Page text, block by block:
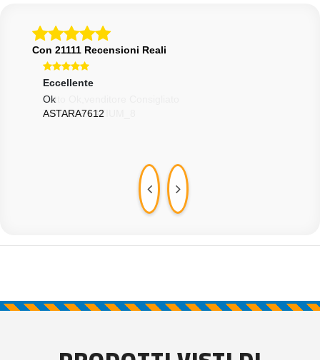
Con 21111 Recensioni Reali
Eccellente
Ok
ASTARA7612